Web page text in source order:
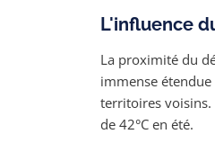
L'influence
La proximité du
immense
territoires voisins.
de 42°C en été.